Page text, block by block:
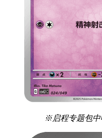
※启程专题包中